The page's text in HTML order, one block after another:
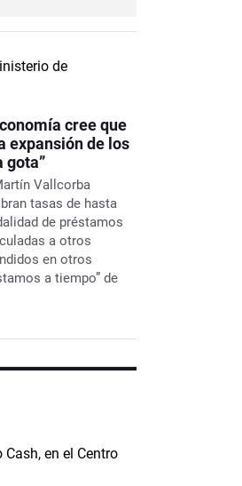
cree que
expansión de los
gota”
Vallcorba
tasas de hasta
de préstamos
a otros
en otros
a tiempo” de